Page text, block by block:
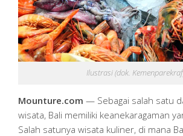
Ilustrasi (dok.
Mounture.com — Sebagai salah satu
wisata, Bali memiliki keanekaragaman
Salah satunya wisata kuliner, di mana